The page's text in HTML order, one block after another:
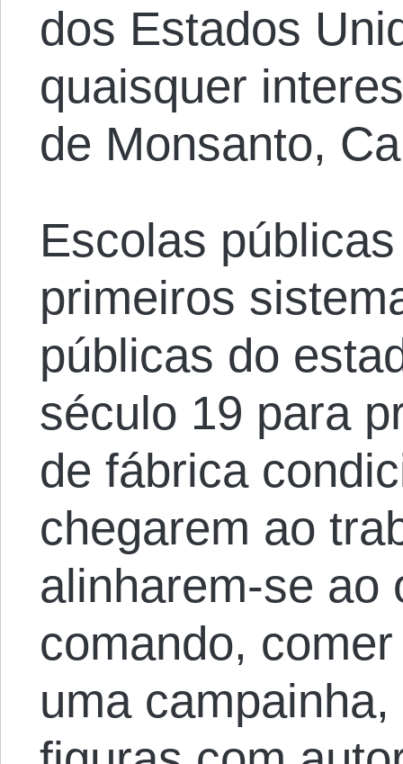
dos Estados
quaisquer
de Monsanto,
Escolas
primeiros
públicas do
século 19 para
de fábrica
chegarem ao
alinharem-se ao
comando,
uma